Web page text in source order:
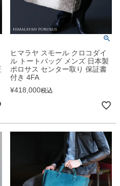
ヒマラヤ スモール クロコダイ
ル トートバッグ メンズ 日本製
ポロサス センター取り 保証書
付き 4FA
¥418,000税込